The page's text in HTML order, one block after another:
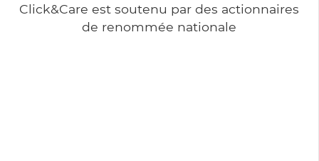
Click&Care est soutenu par des actionnaires
de renommée nationale